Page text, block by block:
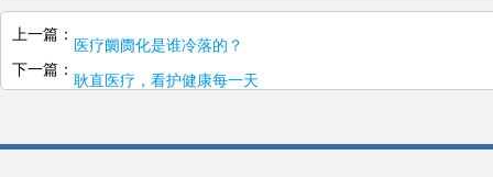
上一篇： 医疗阛阓化是谁冷落的？
下一篇： 耿直医疗，看护健康每一天